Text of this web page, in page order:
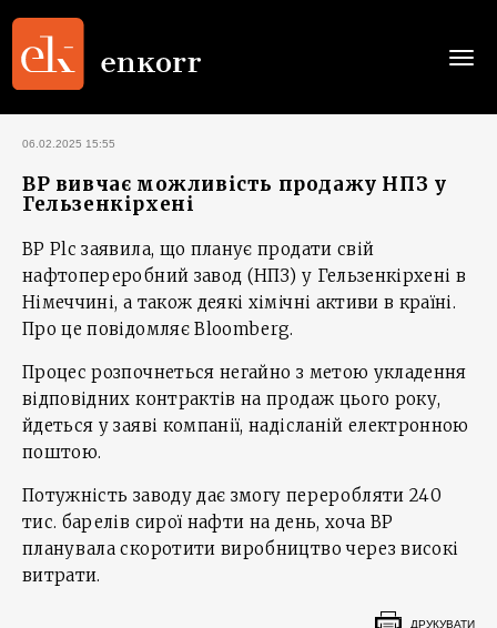
06.02.2025 15:55
BP вивчає можливість продажу НПЗ у
Гельзенкірхені
BP Plc заявила, що планує продати свій
нафтопереробний завод (НПЗ) у Гельзенкірхені в
Німеччині, а також деякі хімічні активи в країні.
Про це повідомляє Bloomberg.
Процес розпочнеться негайно з метою укладення
відповідних контрактів на продаж цього року,
йдеться у заяві компанії, надісланій електронною
поштою.
Потужність заводу дає змогу переробляти 240
тис. барелів сирої нафти на день, хоча BP
планувала скоротити виробництво через високі
витрати.
ДРУКУВАТИ